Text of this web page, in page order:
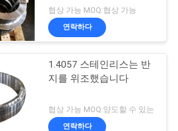
협상 가능 MOQ:협상 가능
연락하다
1.4057 스테인리스는 반
지를 위조했습니다
협상 가능 MOQ:양도할 수 있는
연락하다